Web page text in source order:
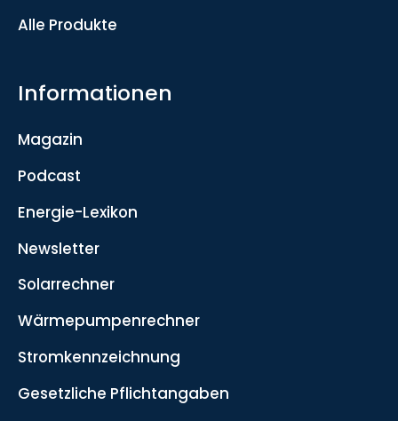
Alle Produkte
Informationen
Magazin
Podcast
Energie-Lexikon
Newsletter
Solarrechner
Wärmepumpenrechner
Stromkennzeichnung
Gesetzliche Pflichtangaben